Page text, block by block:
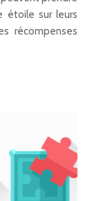
étoile sur leurs
récompenses